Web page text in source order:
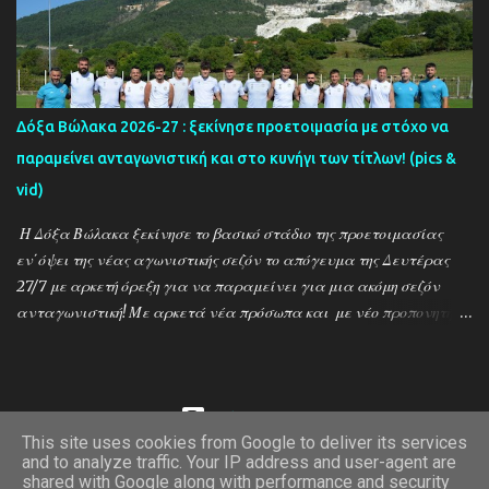
''Ο'' που βρέθηκε στο γήπεδο του Καλαμπακίου ενώ δηλώσεις
κάνουν οι κ.κ. Σαρακασίδης Βασίλης (προπονητής) , Βαβλιάκης
Χρόνης (τεχνικός διευθυντής) και οι ποδοσφαιριστές Μάριος
Βουτσινάς και Ηλίας Σταμπουλής!
Δόξα Βώλακα 2026-27 : ξεκίνησε προετοιμασία με στόχο να
παραμείνει ανταγωνιστική και στο κυνήγι των τίτλων! (pics &
vid)
Η Δόξα Βώλακα ξεκίνησε το βασικό στάδιο της προετοιμασίας
εν΄όψει της νέας αγωνιστικής σεζόν το απόγευμα της Δευτέρας
27/7 με αρκετή όρεξη για να παραμείνει για μια ακόμη σεζόν
ανταγωνιστική! Με αρκετά νέα πρόσωπα και με νέο προπονητή
προπονήσεις μέσα απο τον φακό της ''Ο'' που βρέθηκε στον Βώλακα
το απόγευμα της Πέμπτης 30/7 ενώ δηλώσεις κάνουν οι κ.κ. Ντίνος
Τεγξίζογλου (προπονητής) , Χρήστος Παναγιώτου
Από το Blogger
Ώρα για σπορ της Δράμας
This site uses cookies from Google to deliver its services
and to analyze traffic. Your IP address and user-agent are
shared with Google along with performance and security